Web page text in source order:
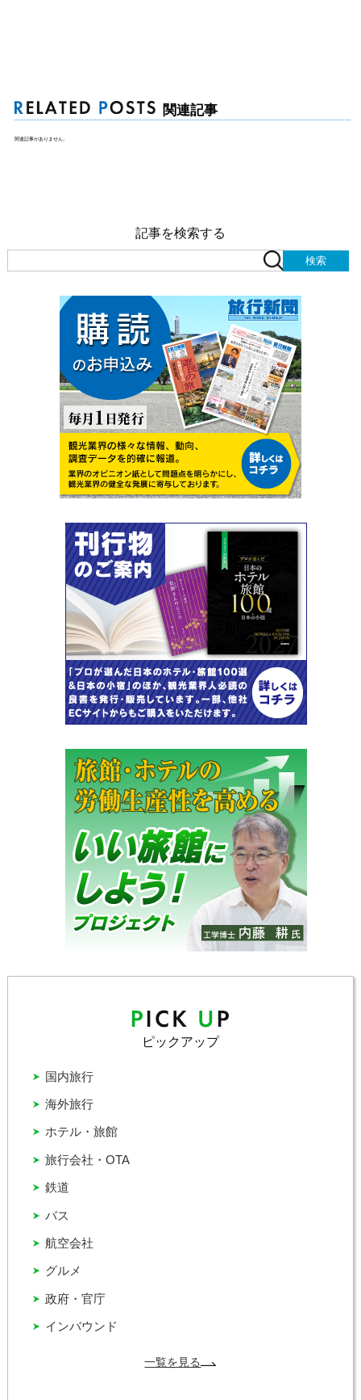
関連記事
関連記事がありません。
記事を検索する
ピックアップ
インバウンド
グルメ
バス
ホテル・旅館
国内旅行
政府・官庁
旅行会社・OTA
海外旅行
航空会社
鉄道
一覧を見る